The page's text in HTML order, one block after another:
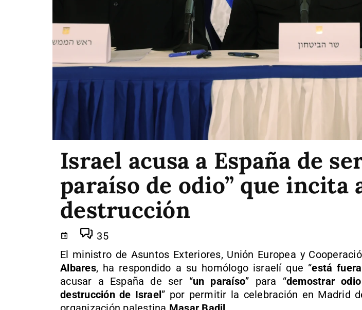
Israel acusa a España de
paraíso de odio” que incita
destrucción
35
El ministro de Asuntos Exteriores, Unión Europea y
Albares, ha respondido a su homólogo israelí que “está
acusar a España de ser “un paraíso” para “demostrar
destrucción de Israel” por permitir la celebración en Madrid